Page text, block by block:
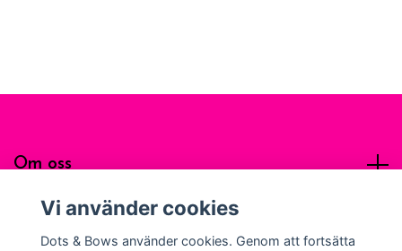
Om oss
Sociala medier
Vi använder cookies
Dots & Bows använder cookies. Genom att fortsätta